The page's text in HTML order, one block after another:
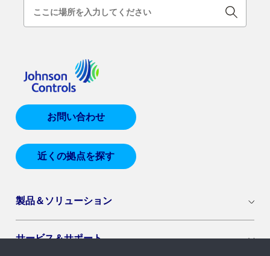
お問い合わせ
近くの拠点を探す
製品＆ソリューション
サービス＆サポート